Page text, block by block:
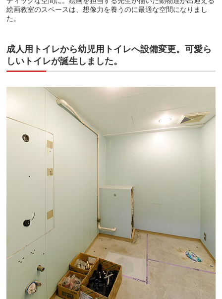
絵画教室のスペースは、想像力を養うのに最適な空間になりまし
た。
成人用トイレから幼児用トイレへ設備変更。可愛ら
しいトイレが誕生しました。